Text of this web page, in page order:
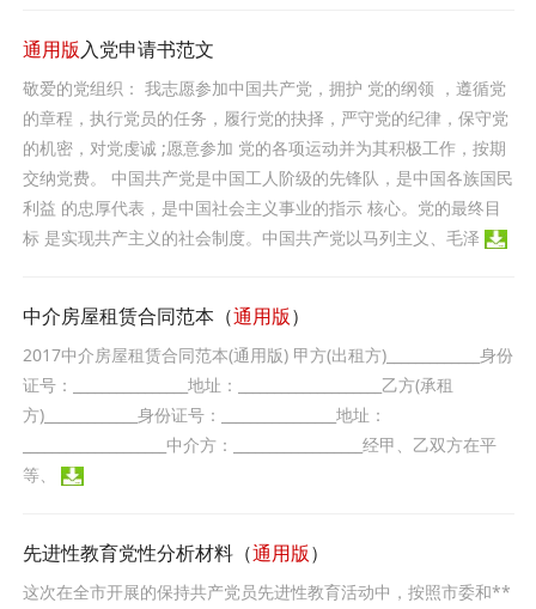
通用版入党申请书范文
敬爱的党组织： 我志愿参加中国共产党，拥护 党的纲领 ，遵循党
的章程，执行党员的任务，履行党的抉择，严守党的纪律，保守党
的机密，对党虔诚 ;愿意参加 党的各项运动并为其积极工作，按期
交纳党费。 中国共产党是中国工人阶级的先锋队，是中国各族国民
利益 的忠厚代表，是中国社会主义事业的指示 核心。党的最终目
标 是实现共产主义的社会制度。中国共产党以马列主义、毛泽
中介房屋租赁合同范本（通用版）
2017中介房屋租赁合同范本(通用版) 甲方(出租方)_____________身份
证号：________________地址：____________________乙方(承租
方)_____________身份证号：________________地址：
____________________中介方：__________________经甲、乙双方在平
等、
先进性教育党性分析材料（通用版）
这次在全市开展的保持共产党员先进性教育活动中，按照市委和**